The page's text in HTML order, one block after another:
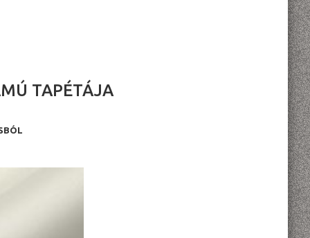
TAPÉTÁJA